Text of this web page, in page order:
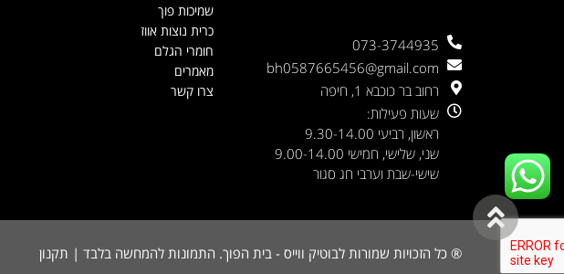
073-3744935
bh0587665456@gmail.com
רחוב בר כוכבא 1, חיפה
שעות פעילות:
ראשון, רביעי 9.30-14.00
שני, שלישי, חמישי 9.00-14.00
שישי-שבת וערבי חג סגור
שמיכות פוך
כרית נוצות אווז
חומרי הגלם
מאמרים
צרו קשר
® כל הזכויות שמורות לבוטיק ווייס - בית הפוך. התמונות להמחשה בלבד | תקנון
גלילה
לראש